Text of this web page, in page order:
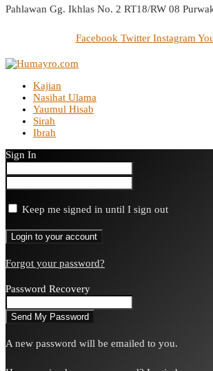
Pahlawan Gg. Ikhlas No. 2 RT18/RW 08
Facebook Twitter Instagram
Kajian
Nasihat Ulama
Yaumul Hisab
Sirah
Ibrah
Sign In
Keep me signed in until I sign out
Forgot your password?
Password Recovery
A new password will be emailed to you.